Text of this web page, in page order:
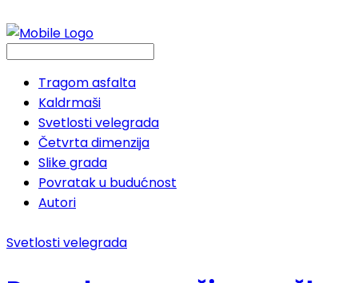
Tragom asfalta
Kaldrmaši
Svetlosti velegrada
Četvrta dimenzija
Slike grada
Povratak u budućnost
Autori
Svetlosti velegrada